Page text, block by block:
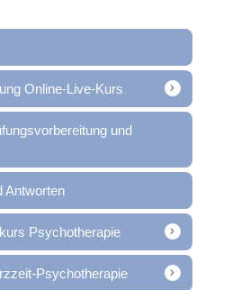
Online-Live-Kurs
und
Antworten
Psychotherapie
Psychotherapie